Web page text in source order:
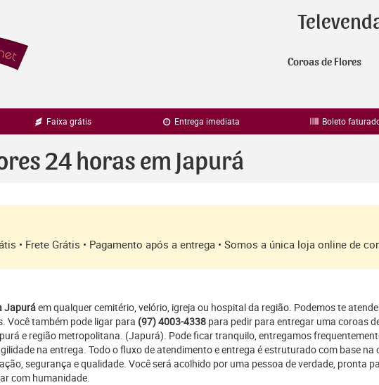
Coroas de Flores
Faixa grátis Entrega imediata Boleto
24 horas em Japurá
• Frete Grátis • Pagamento após a entrega • Somos a única loja online de
Japuráem qualquer cemitério, velório, igreja ou hospital da região. Podemos te
Você também pode ligar para (97) 4003-4338 para pedir para entregar uma coroas
e região metropolitana. (Japurá). Pode ficar tranquilo, entregamos
na entrega. Todo o fluxo de atendimento e entrega é estruturado com base na
segurança e qualidade. Você será acolhido por uma pessoa de verdade, pronta
com humanidade.